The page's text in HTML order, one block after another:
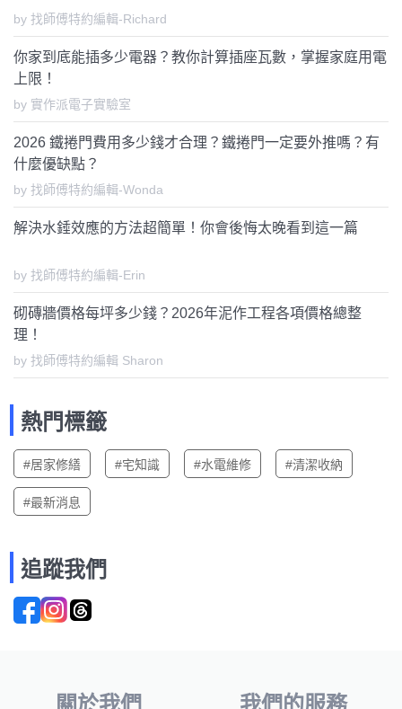
by 找師傅特約編輯-Richard
你家到底能插多少電器？教你計算插座瓦數，掌握家庭用電
上限！
by 實作派電子實驗室
2026 鐵捲門費用多少錢才合理？鐵捲門一定要外推嗎？有
什麼優缺點？
by 找師傅特約編輯-Wonda
解決水錘效應的方法超簡單！你會後悔太晚看到這一篇
by 找師傅特約編輯-Erin
砌磚牆價格每坪多少錢？2026年泥作工程各項價格總整
理！
by 找師傅特約編輯 Sharon
熱門標籤
#居家修繕 #宅知識 #水電維修 #清潔收納
#最新消息
追蹤我們
關於我們 我們的服務